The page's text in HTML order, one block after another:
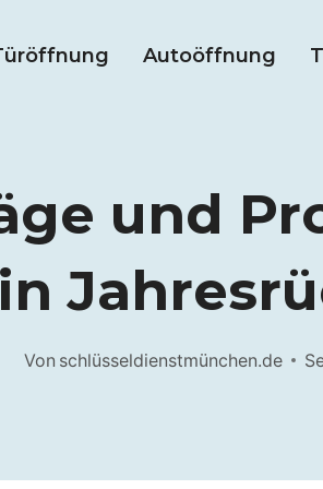
Autoöffnung
und
Von schlüsseldienstmünchen.de